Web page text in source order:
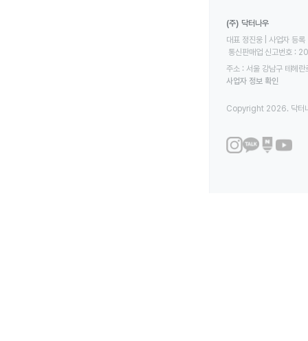
(주) 닥터나우
대표 정진웅 | 사업자
통신판매업 신고번호
주소 : 서울 강남구 테헤
사업자 정보 확인
Copyright 2026. 닥터